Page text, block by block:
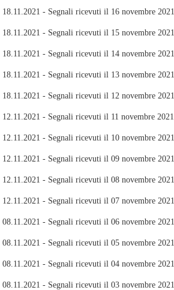
18.11.2021 - Segnali ricevuti il 16 novembre 2021
18.11.2021 - Segnali ricevuti il 15 novembre 2021
18.11.2021 - Segnali ricevuti il 14 novembre 2021
18.11.2021 - Segnali ricevuti il 13 novembre 2021
18.11.2021 - Segnali ricevuti il 12 novembre 2021
12.11.2021 - Segnali ricevuti il 11 novembre 2021
12.11.2021 - Segnali ricevuti il 10 novembre 2021
12.11.2021 - Segnali ricevuti il 09 novembre 2021
12.11.2021 - Segnali ricevuti il 08 novembre 2021
12.11.2021 - Segnali ricevuti il 07 novembre 2021
08.11.2021 - Segnali ricevuti il 06 novembre 2021
08.11.2021 - Segnali ricevuti il 05 novembre 2021
08.11.2021 - Segnali ricevuti il 04 novembre 2021
08.11.2021 - Segnali ricevuti il 03 novembre 2021